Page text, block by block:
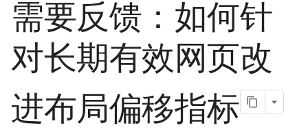
需要反馈：如何针
对长期有效网页改
进布局偏移指标